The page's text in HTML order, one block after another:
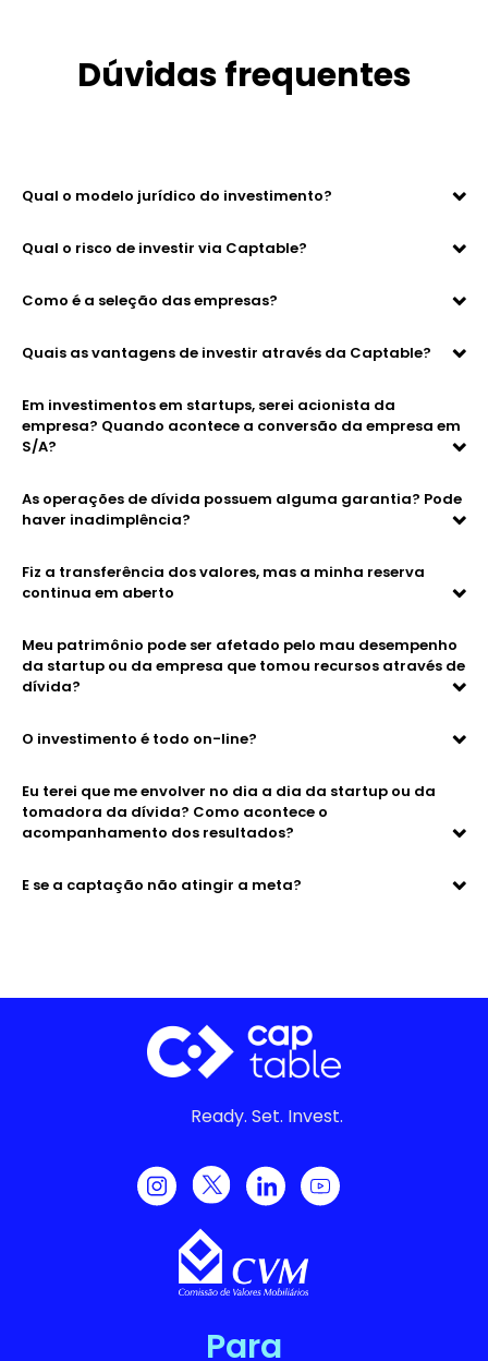
Dúvidas frequentes
Qual o modelo jurídico do investimento?
Qual o risco de investir via Captable?
Como é a seleção das empresas?
Quais as vantagens de investir através da Captable?
Em investimentos em startups, serei acionista da
empresa? Quando acontece a conversão da empresa em
S/A?
As operações de dívida possuem alguma garantia? Pode
haver inadimplência?
Fiz a transferência dos valores, mas a minha reserva
continua em aberto
Meu patrimônio pode ser afetado pelo mau desempenho
da startup ou da empresa que tomou recursos através de
dívida?
O investimento é todo on-line?
Eu terei que me envolver no dia a dia da startup ou da
tomadora da dívida? Como acontece o
acompanhamento dos resultados?
E se a captação não atingir a meta?
Ready. Set. Invest.
Para